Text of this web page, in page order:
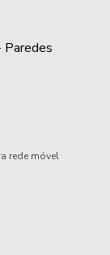
Paredes
rede móvel